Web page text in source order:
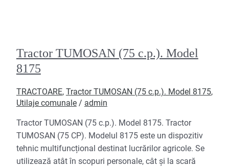
Tractor TUMOSAN (75 c.p.). Model
8175
TRACTOARE, Tractor TUMOSAN (75 c.p.). Model 8175,
Utilaje comunale/ admin
Tractor TUMOSAN (75 c.p.). Model 8175. Tractor
TUMOSAN (75 CP). Modelul 8175 este un dispozitiv
tehnic multifuncțional destinat lucrărilor agricole. Se
utilizează atât în scopuri personale, cât și la scară